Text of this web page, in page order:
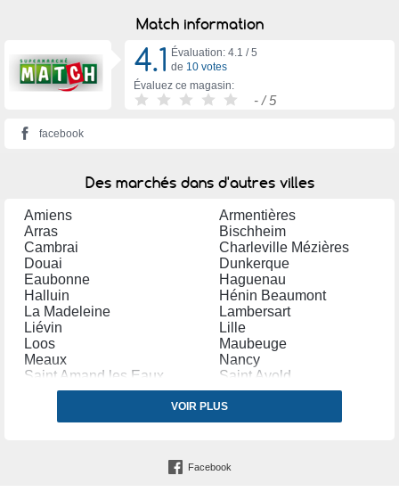
Match information
4.1 Évaluation: 4.1 /5
de 10 votes
Évaluez ce magasin:
- / 5
facebook
Des marchés dans d'autres villes
Amiens
Armentières
Arras
Bischheim
Cambrai
Charleville Mézières
Douai
Dunkerque
Eaubonne
Haguenau
Halluin
Hénin Beaumont
La Madeleine
Lambersart
Liévin
Lille
Loos
Maubeuge
Meaux
Nancy
Saint Amand les Eaux
Saint Avold
Saint Quentin
Sélestat
Thionville
Tourcoing
Wattrelos
VOIR PLUS
Facebook